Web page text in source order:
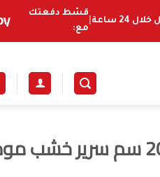
24 ساعة
قسّط دفعتك
مع: